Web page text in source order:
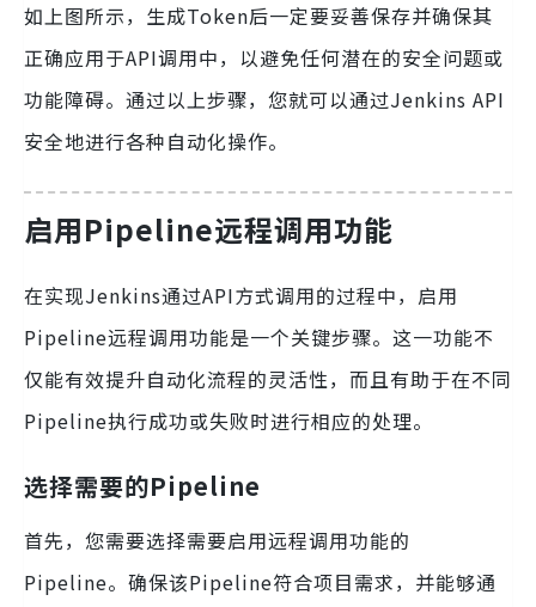
如上图所示，生成Token后一定要妥善保存并确保其
正确应用于API调用中，以避免任何潜在的安全问题或
功能障碍。通过以上步骤，您就可以通过Jenkins API
安全地进行各种自动化操作。
启用Pipeline远程调用功能
在实现Jenkins通过API方式调用的过程中，启用
Pipeline远程调用功能是一个关键步骤。这一功能不
仅能有效提升自动化流程的灵活性，而且有助于在不同
Pipeline执行成功或失败时进行相应的处理。
选择需要的Pipeline
首先，您需要选择需要启用远程调用功能的
Pipeline。确保该Pipeline符合项目需求，并能够通